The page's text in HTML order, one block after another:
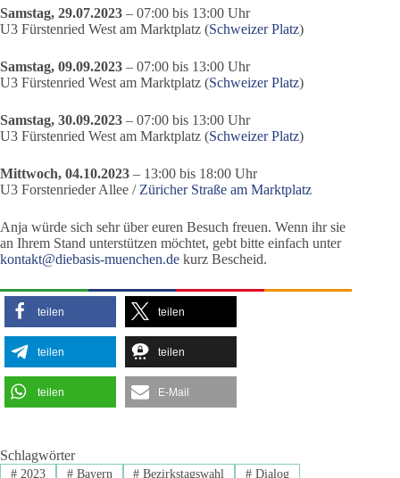
Samstag, 29.07.2023 – 07:00 bis 13:00 Uhr
U3 Fürstenried West am Marktplatz (Schweizer Platz)
Samstag, 09.09.2023 – 07:00 bis 13:00 Uhr
U3 Fürstenried West am Marktplatz (Schweizer Platz)
Samstag, 30.09.2023 – 07:00 bis 13:00 Uhr
U3 Fürstenried West am Marktplatz (Schweizer Platz)
Mittwoch, 04.10.2023 – 13:00 bis 18:00 Uhr
U3 Forstenrieder Allee / Züricher Straße am Marktplatz
Anja würde sich sehr über euren Besuch freuen. Wenn ihr sie
an Ihrem Stand unterstützen möchtet, gebt bitte einfach unter
kontakt@diebasis-muenchen.de kurz Bescheid.
teilen teilen
teilen teilen
teilen E-Mail
Schlagwörter
#2023 #Bayern # Bezirkstagswahl # Dialog